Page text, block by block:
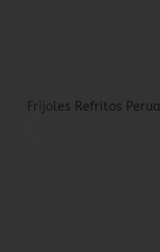
Frijoles Refritos